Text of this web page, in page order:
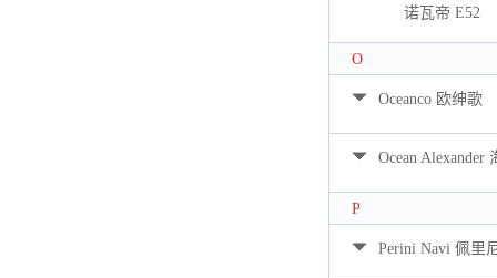
诺瓦帝 E52
O
Oceanco 欧绅歌
Ocean Alexander
P
Perini Navi 佩里